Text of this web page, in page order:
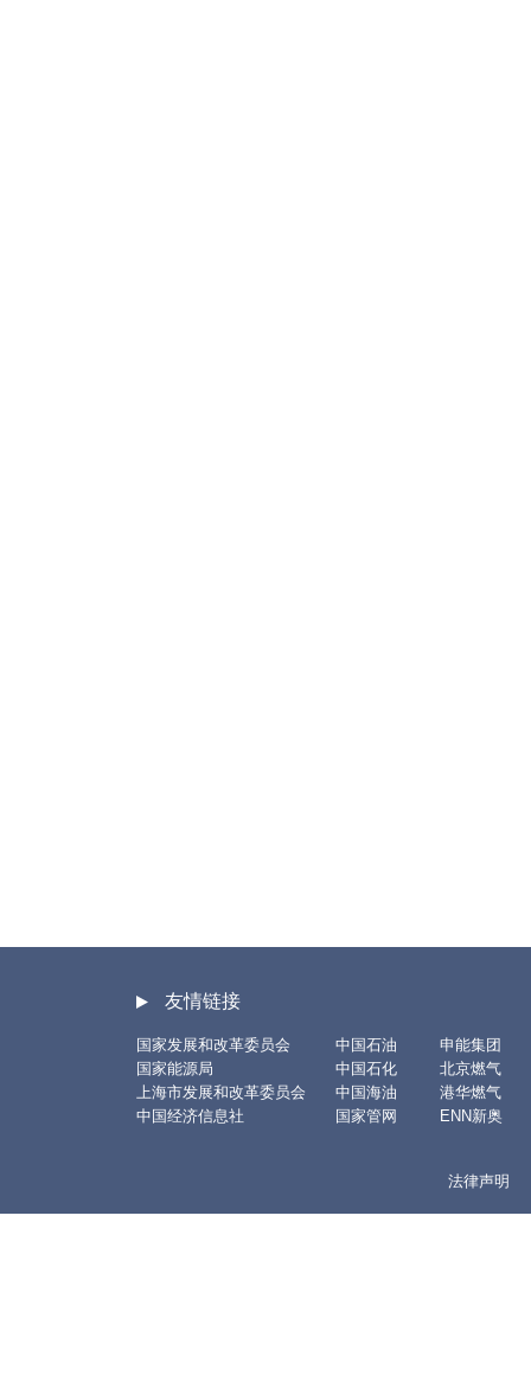
友情链接
国家发展和改革委员会
国家能源局
上海市发展和改革委员会
中国经济信息社
中国石油
中国石化
中国海油
国家管网
申能集团
北京燃气
港华燃气
ENN新奥
法律声明